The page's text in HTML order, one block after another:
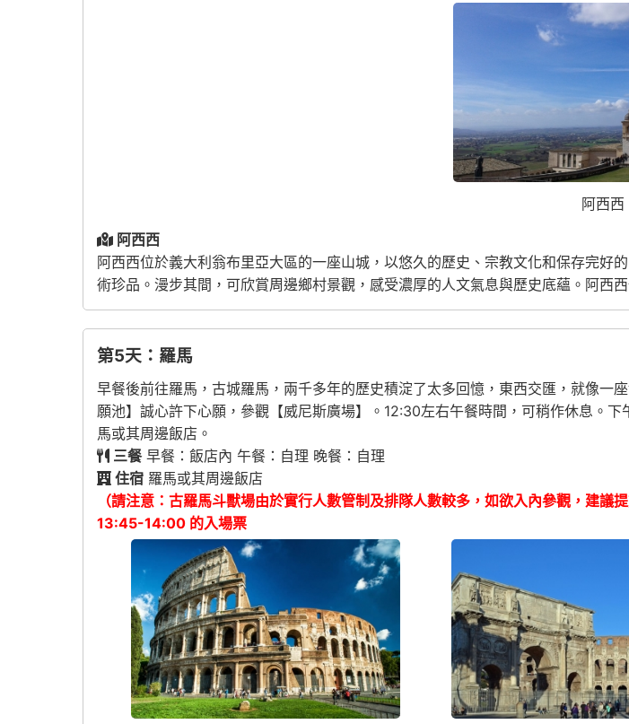
阿西西
阿西西
阿西西位於義大利翁布里亞大區的一座山城，以悠久的歷史、宗教文化和保存完好
術珍品。漫步其間，可欣賞周邊鄉村景觀，感受濃厚的人文氣息與歷史底蘊。阿西
第5天：羅馬
早餐後前往羅馬，古城羅馬，兩千多年的歷史積淀了太多回憶，東西交匯，就像一
願池】誠心許下心願，參觀【威尼斯廣場】。12:30左右午餐時間，可稍作休息。
馬或其周邊飯店。
三餐早餐：飯店內 午餐：自理 晚餐：自理
住宿 羅馬或其周邊飯店
（請注意：古羅馬斗獸場由於實行人數管制及排隊人數較多，如欲入內參觀，建議
13:45-14:00 的入場票